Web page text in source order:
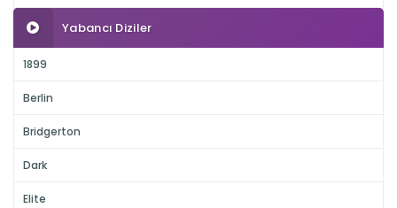
Yabancı Diziler
1899
Berlin
Bridgerton
Dark
Elite